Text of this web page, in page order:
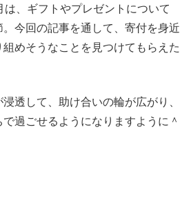
は、ギフトやプレゼントについて
今回の記事を通して、寄付を身近
めそうなことを見つけてもらえた
透して、助け合いの輪が広がり、
過ごせるようになりますように＾